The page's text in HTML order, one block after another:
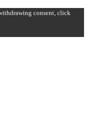
consent, click